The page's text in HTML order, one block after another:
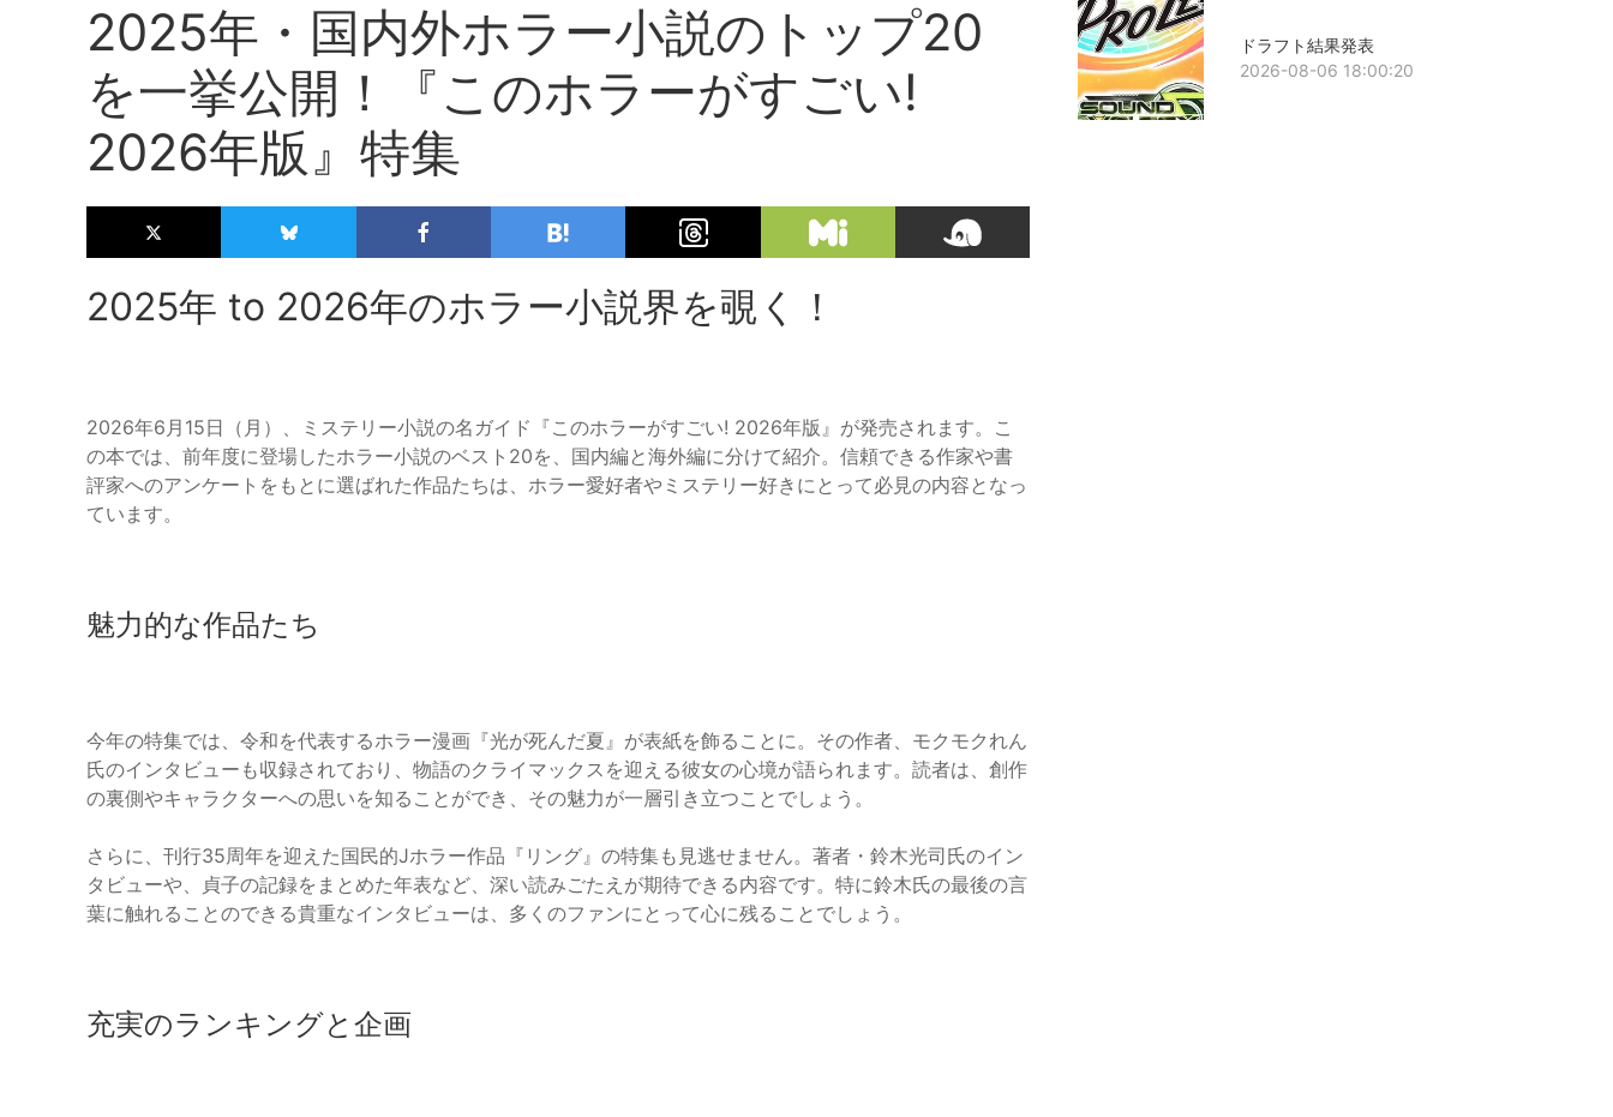
2025年・国内外ホラー小説のトップ20
を一挙公開！『このホラーがすごい!
2026年版』特集
2025年 to 2026年のホラー小説界を覗く！
2026年6月15日（月）、ミステリー小説の名ガイド『このホラーがすごい! 2026年版』が発売されます。こ
の本では、前年度に登場したホラー小説のベスト20を、国内編と海外編に分けて紹介。信頼できる作家や書
評家へのアンケートをもとに選ばれた作品たちは、ホラー愛好者やミステリー好きにとって必見の内容となっ
ています。
魅力的な作品たち
今年の特集では、令和を代表するホラー漫画『光が死んだ夏』が表紙を飾ることに。その作者、モクモクれん
氏のインタビューも収録されており、物語のクライマックスを迎える彼女の心境が語られます。読者は、創作
の裏側やキャラクターへの思いを知ることができ、その魅力が一層引き立つことでしょう。
さらに、刊行35周年を迎えた国民的Jホラー作品『リング』の特集も見逃せません。著者・鈴木光司氏のイン
タビューや、貞子の記録をまとめた年表など、深い読みごたえが期待できる内容です。特に鈴木氏の最後の言
葉に触れることのできる貴重なインタビューは、多くのファンにとって心に残ることでしょう。
充実のランキングと企画
ドラフト結果発表
2026-08-06 18:00:20